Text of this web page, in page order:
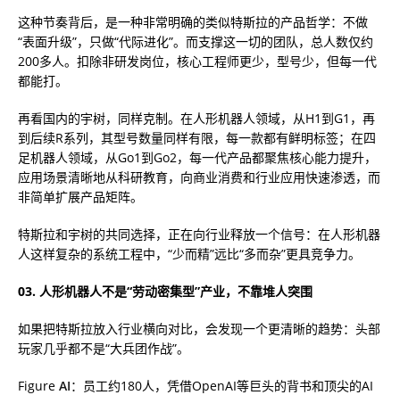
这种节奏背后，是一种非常明确的类似特斯拉的产品哲学：不做
“表面升级”，只做“代际进化”。而支撑这一切的团队，总人数仅约
200多人。扣除非研发岗位，核心工程师更少，型号少，但每一代
都能打。
再看国内的宇树，同样克制。在人形机器人领域，从H1到G1，再
到后续R系列，其型号数量同样有限，每一款都有鲜明标签；在四
足机器人领域，从Go1到Go2，每一代产品都聚焦核心能力提升，
应用场景清晰地从科研教育，向商业消费和行业应用快速渗透，而
非简单扩展产品矩阵。
特斯拉和宇树的共同选择，正在向行业释放一个信号：在人形机器
人这样复杂的系统工程中，“少而精”远比“多而杂”更具竞争力。
03. 人形机器人不是“劳动密集型”产业，不靠堆人突围
如果把特斯拉放入行业横向对比，会发现一个更清晰的趋势：头部
玩家几乎都不是“大兵团作战”。
Figure AI：员工约180人，凭借OpenAI等巨头的背书和顶尖的AI